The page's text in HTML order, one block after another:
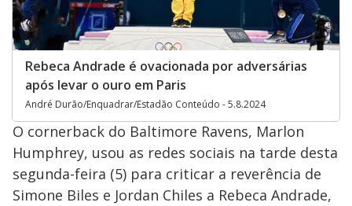
Rebeca Andrade é ovacionada por adversárias
após levar o ouro em Paris
André Durão/Enquadrar/Estadão Conteúdo - 5.8.2024
O cornerback do Baltimore Ravens, Marlon
Humphrey, usou as redes sociais na tarde desta
segunda-feira (5) para criticar a reverência de
Simone Biles e Jordan Chiles a Rebeca Andrade,